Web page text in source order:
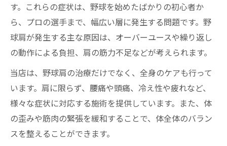
す。これらの症状は、野球を始めたばかりの初心者か
ら、プロの選手まで、幅広い層に発生する問題です。野
球肩が発生する主な原因は、オーバーユースや繰り返し
の動作による負担、肩の筋力不足などが考えられます。
当店は、野球肩の治療だけでなく、全身のケアも行って
います。肩に限らず、腰痛や頭痛、冷え性や疲れなど、
様々な症状に対応する施術を提供しています。また、体
の歪みや筋肉の緊張を緩和することで、体全体のバラン
スを整えることができます。